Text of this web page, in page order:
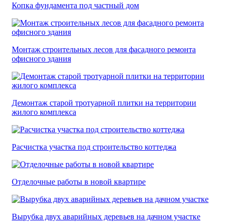
Копка фундамента под частный дом
Монтаж строительных лесов для фасадного ремонта
офисного здания
Демонтаж старой тротуарной плитки на территории
жилого комплекса
Расчистка участка под строительство коттеджа
Отделочные работы в новой квартире
Вырубка двух аварийных деревьев на дачном участке